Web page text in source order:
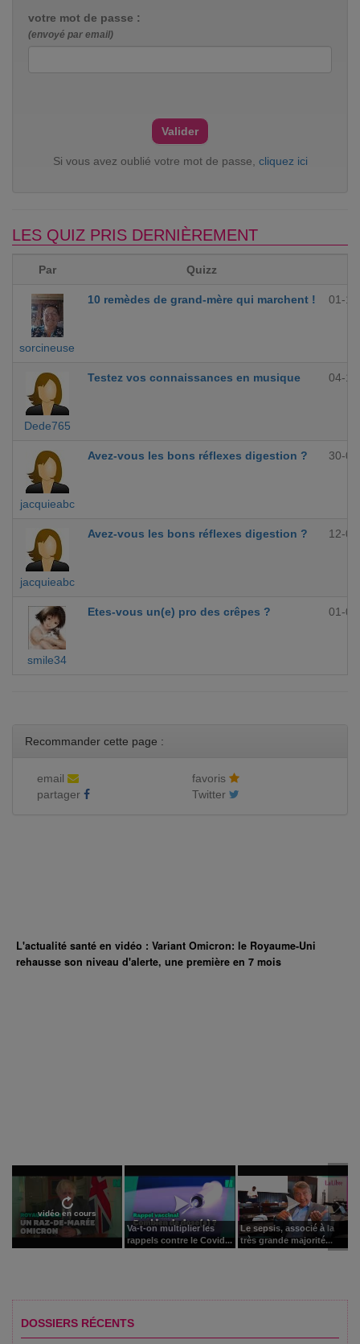
votre mot de passe :
(envoyé par email)
Si vous avez oublié votre mot de passe, cliquez ici
LES QUIZ PRIS DERNIÈREMENT
Par Quizz
sorcineuse
10 remèdes de grand-mère qui marchent ! 01-
Dede765
Testez vos connaissances en musique 04-
jacquieabc
Avez-vous les bons réflexes digestion ? 30-
jacquieabc
Avez-vous les bons réflexes digestion ? 12-
smile34
Etes-vous un(e) pro des crêpes ? 01-
Recommander cette page :
email
favoris
partager
Twitter
L'actualité santé en vidéo : Variant Omicron: le Royaume-Uni
rehausse son niveau d'alerte, une première en 7 mois
vidéo en cours
Va-t-on multiplier les
rappels contre le Covid...
Le sepsis, associé à la
très grande majorité...
DOSSIERS RÉCENTS